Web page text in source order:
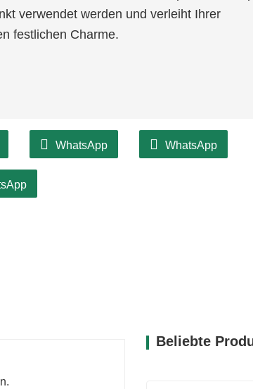
verwendet werden und verleiht Ihrer
festlichen Charme.
WhatsApp WhatsApp
Beliebte